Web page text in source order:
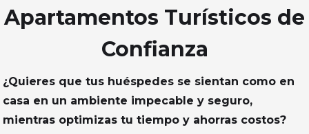
Apartamentos Turísticos de
Confianza
¿Quieres que tus huéspedes se sientan como en
casa en un ambiente impecable y seguro,
mientras optimizas tu tiempo y ahorras costos?